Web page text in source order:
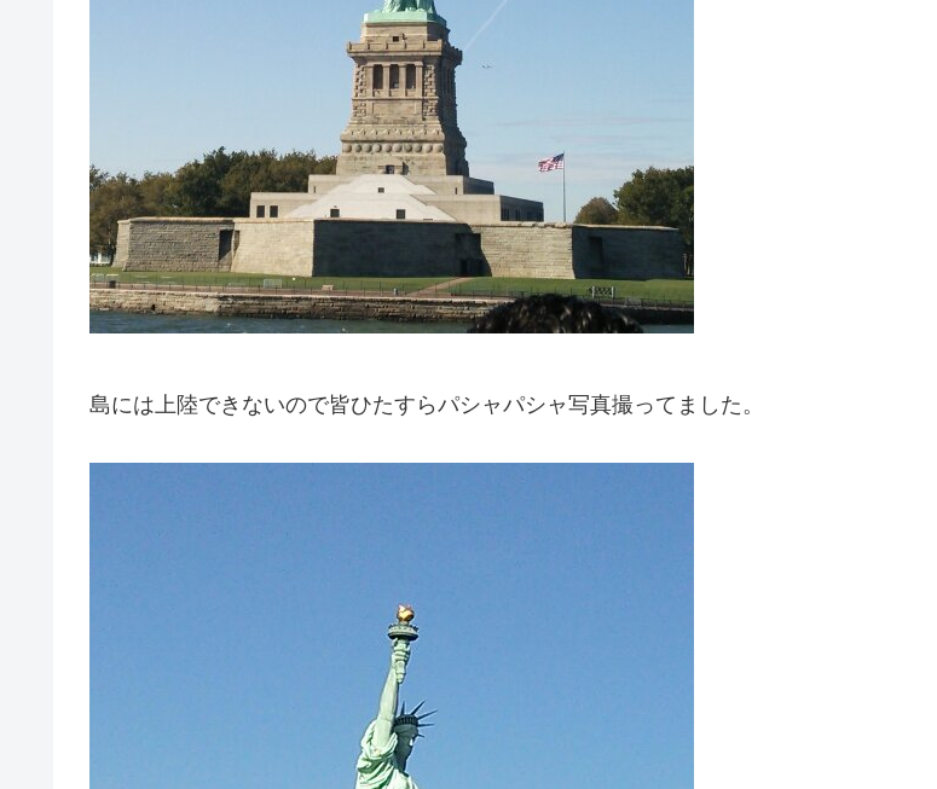
島には上陸できないので皆ひたすらパシャパシャ写真撮ってました。